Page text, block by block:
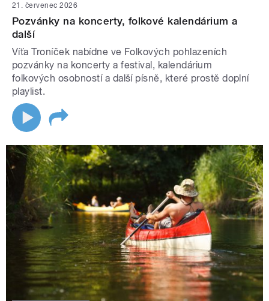
21. červenec 2026
Pozvánky na koncerty, folkové kalendárium a
další
Víťa Troníček nabídne ve Folkových pohlazeních
pozvánky na koncerty a festival, kalendárium
folkových osobností a další písně, které prostě doplní
playlist.